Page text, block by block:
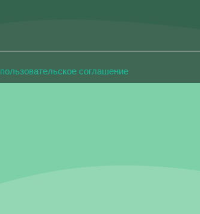
пользовательское соглашение